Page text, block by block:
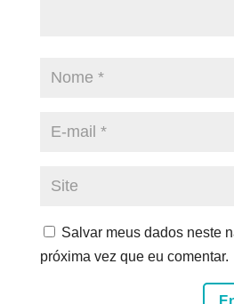
Salvar meus dados neste
próxima vez que eu comentar.